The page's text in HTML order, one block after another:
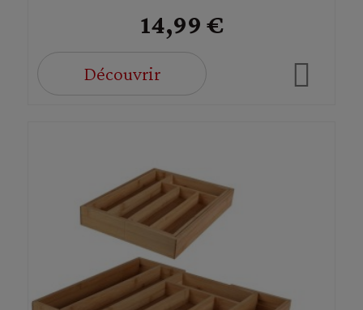
14,99 €
Découvrir